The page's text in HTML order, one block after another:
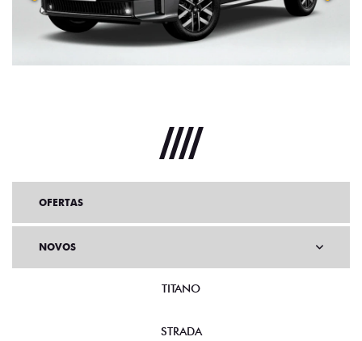
OFERTAS
NOVOS
TITANO
STRADA